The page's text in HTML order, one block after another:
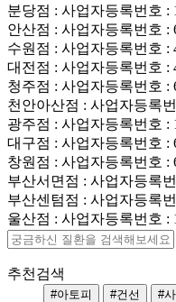
분당점 : 사업자등록번호 :
안산점 : 사업자등록번호 :
수원점 : 사업자등록번호 :
대전점 : 사업자등록번호 :
청주점 : 사업자등록번호 :
천안아산점 : 사업자등록
광주점 : 사업자등록번호 :
대구점 : 사업자등록번호 :
창원점 : 사업자등록번호 :
부산서면점 : 사업자등록
부산센텀점 : 사업자등록
울산점 : 사업자등록번호 :
추천검색
#아토피 #건선 #